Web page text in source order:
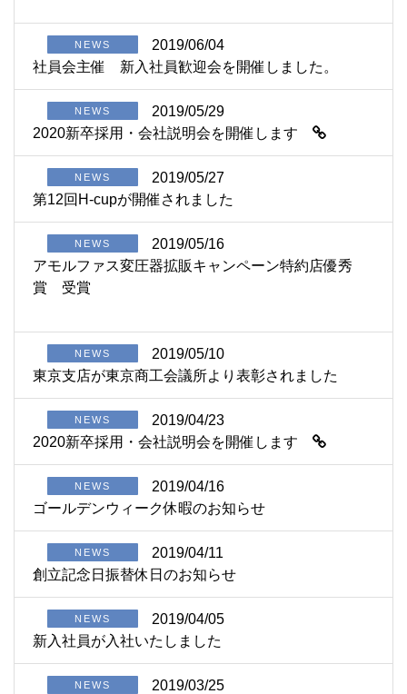
NEWS
2019/06/04
社員会主催 新入社員歓迎会を開催しました。
NEWS
2019/05/29
2020新卒採用・会社説明会を開催します
NEWS
2019/05/27
第12回H-cupが開催されました
NEWS
2019/05/16
アモルファス変圧器拡販キャンペーン特約店優秀
賞 受賞
NEWS
2019/05/10
東京支店が東京商工会議所より表彰されました
NEWS
2019/04/23
2020新卒採用・会社説明会を開催します
NEWS
2019/04/16
ゴールデンウィーク休暇のお知らせ
NEWS
2019/04/11
創立記念日振替休日のお知らせ
NEWS
2019/04/05
新入社員が入社いたしました
NEWS
2019/03/25